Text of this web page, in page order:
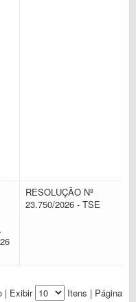
RESOLUÇÃO Nº
23.750/2026 - TSE
| Exibir Itens | Página: